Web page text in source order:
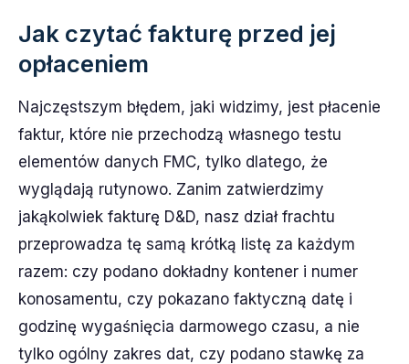
Jak czytać fakturę przed jej
opłaceniem
Najczęstszym błędem, jaki widzimy, jest płacenie
faktur, które nie przechodzą własnego testu
elementów danych FMC, tylko dlatego, że
wyglądają rutynowo. Zanim zatwierdzimy
jakąkolwiek fakturę D&D, nasz dział frachtu
przeprowadza tę samą krótką listę za każdym
razem: czy podano dokładny kontener i numer
konosamentu, czy pokazano faktyczną datę i
godzinę wygaśnięcia darmowego czasu, a nie
tylko ogólny zakres dat, czy podano stawkę za